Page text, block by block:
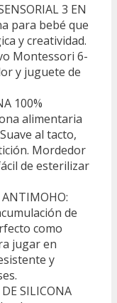
3 EN
para bebé que
y creatividad.
Montessori 6-
y juguete de
100%
alimentaria
al tacto,
Mordedor
de esterilizar
ANTIMOHO:
de
como
jugar en
y
SILICONA